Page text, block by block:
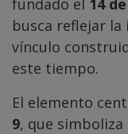
busca reflejar
vínculo
este tiempo.
El elemento
9, que